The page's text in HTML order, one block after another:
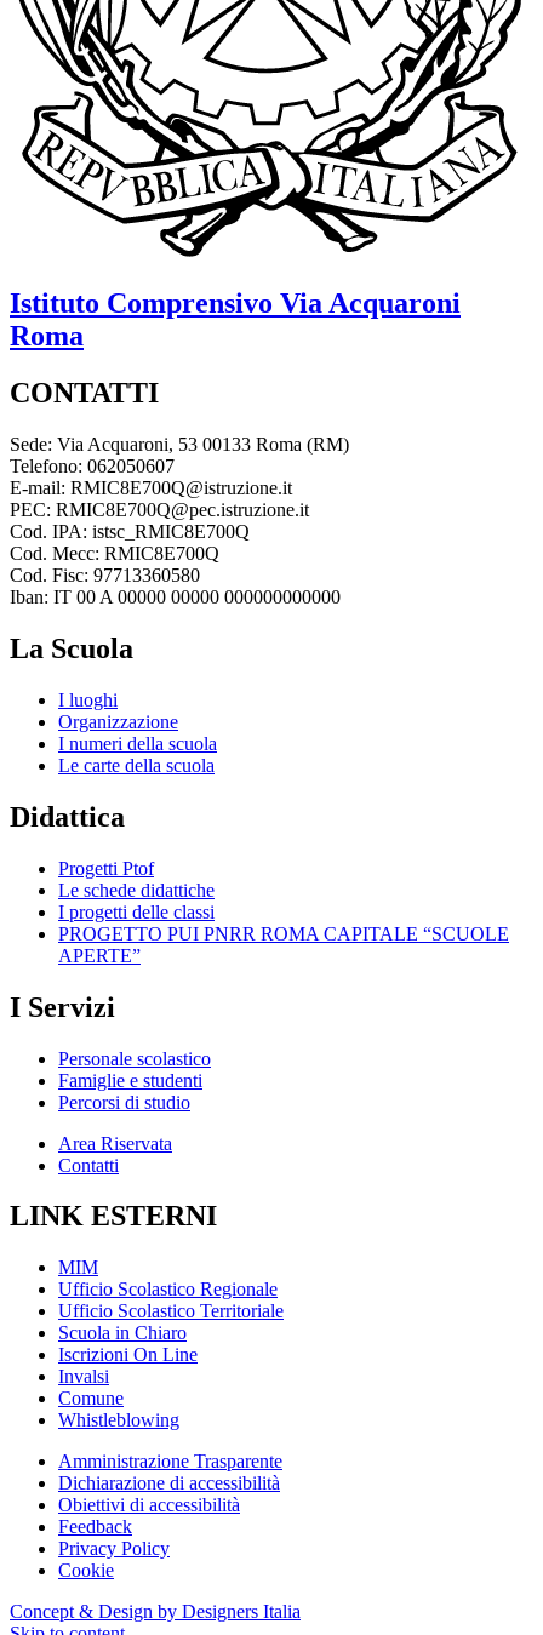
Istituto Comprensivo Via Acquaroni
Roma
CONTATTI
Sede: Via Acquaroni, 53 00133 Roma (RM)
Telefono: 062050607
E-mail: RMIC8E700Q@istruzione.it
PEC: RMIC8E700Q@pec.istruzione.it
Cod. IPA: istsc_RMIC8E700Q
Cod. Mecc: RMIC8E700Q
Cod. Fisc: 97713360580
Iban: IT 00 A 00000 00000 000000000000
La Scuola
I luoghi
Organizzazione
I numeri della scuola
Le carte della scuola
Didattica
Progetti Ptof
Le schede didattiche
I progetti delle classi
PROGETTO PUI PNRR ROMA CAPITALE “SCUOLE
APERTE”
I Servizi
Personale scolastico
Famiglie e studenti
Percorsi di studio
Area Riservata
Contatti
LINK ESTERNI
MIM
Ufficio Scolastico Regionale
Ufficio Scolastico Territoriale
Scuola in Chiaro
Iscrizioni On Line
Invalsi
Comune
Whistleblowing
Amministrazione Trasparente
Dichiarazione di accessibilità
Obiettivi di accessibilità
Feedback
Privacy Policy
Cookie
Concept & Design by Designers Italia